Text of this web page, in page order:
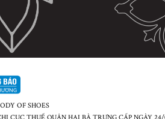
OF SHOES